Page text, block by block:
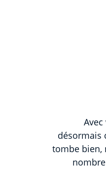
désormais
tombe bien,